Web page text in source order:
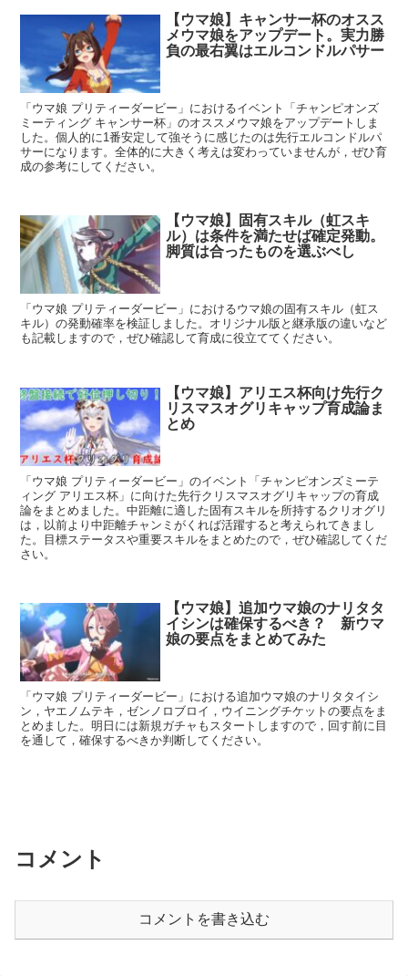
【ウマ娘】キャンサー杯のオスス
メウマ娘をアップデート。実力勝
負の最右翼はエルコンドルパサー
「ウマ娘 プリティーダービー」におけるイベント「チャンピオンズ
ミーティング キャンサー杯」のオススメウマ娘をアップデートしま
した。個人的に1番安定して強そうに感じたのは先行エルコンドルパ
サーになります。全体的に大きく考えは変わっていませんが，ぜひ育
成の参考にしてください。
【ウマ娘】固有スキル（虹スキ
ル）は条件を満たせば確定発動。
脚質は合ったものを選ぶべし
「ウマ娘 プリティーダービー」におけるウマ娘の固有スキル（虹ス
キル）の発動確率を検証しました。オリジナル版と継承版の違いなど
も記載しますので，ぜひ確認して育成に役立ててください。
【ウマ娘】アリエス杯向け先行ク
リスマスオグリキャップ育成論ま
とめ
「ウマ娘 プリティーダービー」のイベント「チャンピオンズミーテ
ィング アリエス杯」に向けた先行クリスマスオグリキャップの育成
論をまとめました。中距離に適した固有スキルを所持するクリオグリ
は，以前より中距離チャンミがくれば活躍すると考えられてきまし
た。目標ステータスや重要スキルをまとめたので，ぜひ確認してくだ
さい。
【ウマ娘】追加ウマ娘のナリタタ
イシンは確保するべき？ 新ウマ
娘の要点をまとめてみた
「ウマ娘 プリティーダービー」における追加ウマ娘のナリタタイシ
ン，ヤエノムテキ，ゼンノロブロイ，ウイニングチケットの要点をま
とめました。明日には新規ガチャもスタートしますので，回す前に目
を通して，確保するべきか判断してください。
コメント
コメントを書き込む